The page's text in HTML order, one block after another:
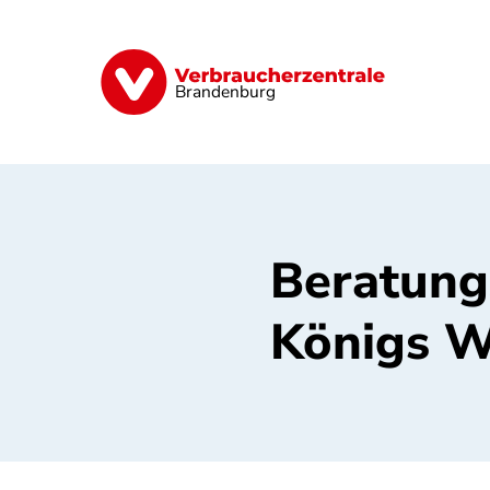
Brandenburg
Finanzen Digitales Lebensmittel
Königs